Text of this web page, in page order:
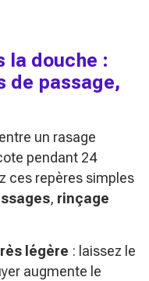
la douche :
de passage,
un rasage
pendant 24
ces repères simples
, rinçage
légère : laissez le
augmente le